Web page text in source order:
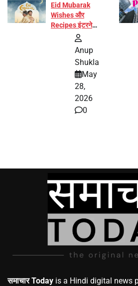
Eid Mubarak
Wishes और
Recipes इंटरनेट
पर हुईं वायरल
Anup
Shukla
May
28,
2026
0
समाचार Today is a Hindi digital news